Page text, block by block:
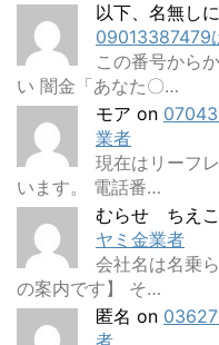
以下、名無し
09013387479
この番号から
い 闇金「あなた〇…
モア on
業者
現在はリーフ
います。 電話番…
むらせ ちえこ
ヤミ金業者
会社名は名乗
の案内です】 そ…
匿名 on